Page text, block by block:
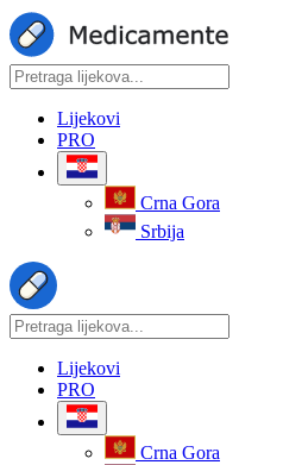
Lijekovi
PRO
Crna Gora
Srbija
Lijekovi
PRO
Crna Gora